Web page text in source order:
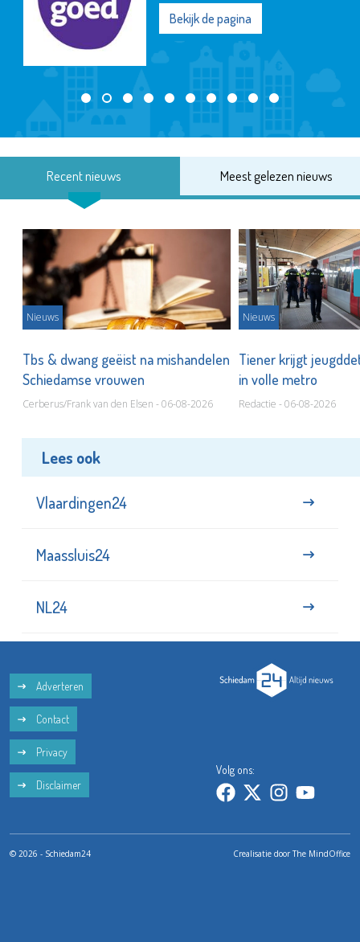
Bekijk de pagina
Recent nieuws Meest gelezen nieuws
Nieuws
Tbs & dwang geëist na mishandelen
Schiedamse vrouwen
Cerberus/Frank van den Elsen - 06-08-2026
Nieuws
Tiener krijgt
in volle metro
Redactie - 06-08-2026
Lees ook
Vlaardingen24
Maassluis24
NL24
Adverteren
Contact
Privacy
Disclaimer
Volg ons:
© 2026 - Schiedam24 Crealisatie doorThe MindOffice